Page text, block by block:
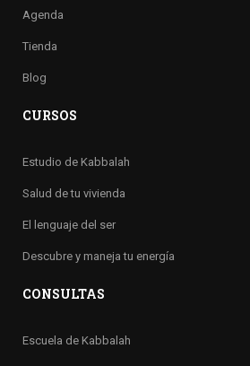
Agenda
Tienda
Blog
CURSOS
Estudio de Kabbalah
Salud de tu vivienda
El lenguaje del ser
Descubre y maneja tu energía
CONSULTAS
Escuela de Kabbalah